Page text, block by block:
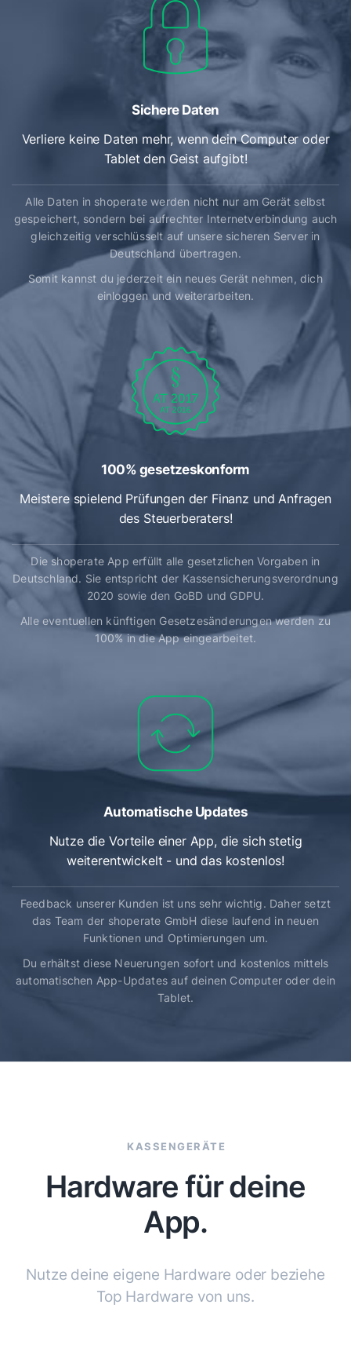
Sichere Daten
Verliere keine Daten mehr, wenn dein Computer oder
Tablet den Geist aufgibt!
Alle Daten in shoperate werden nicht nur am Gerät selbst
gespeichert, sondern bei aufrechter Internetverbindung auch
gleichzeitig verschlüsselt auf unsere sicheren Server in
Deutschland übertragen.
Somit kannst du jederzeit ein neues Gerät nehmen, dich
einloggen und weiterarbeiten.
100% gesetzeskonform
Meistere spielend Prüfungen der Finanz und Anfragen
des Steuerberaters!
Die shoperate App erfüllt alle gesetzlichen Vorgaben in
Deutschland. Sie entspricht der Kassensicherungsverordnung
2020 sowie den GoBD und GDPU.
Alle eventuellen künftigen Gesetzesänderungen werden zu
100% in die App eingearbeitet.
Automatische Updates
Nutze die Vorteile einer App, die sich stetig
weiterentwickelt - und das kostenlos!
Feedback unserer Kunden ist uns sehr wichtig. Daher setzt
das Team der shoperate GmbH diese laufend in neuen
Funktionen und Optimierungen um.
Du erhältst diese Neuerungen sofort und kostenlos mittels
automatischen App-Updates auf deinen Computer oder dein
Tablet.
KASSENGERÄTE
Hardware für deine
App.
Nutze deine eigene Hardware oder beziehe
Top Hardware von uns.